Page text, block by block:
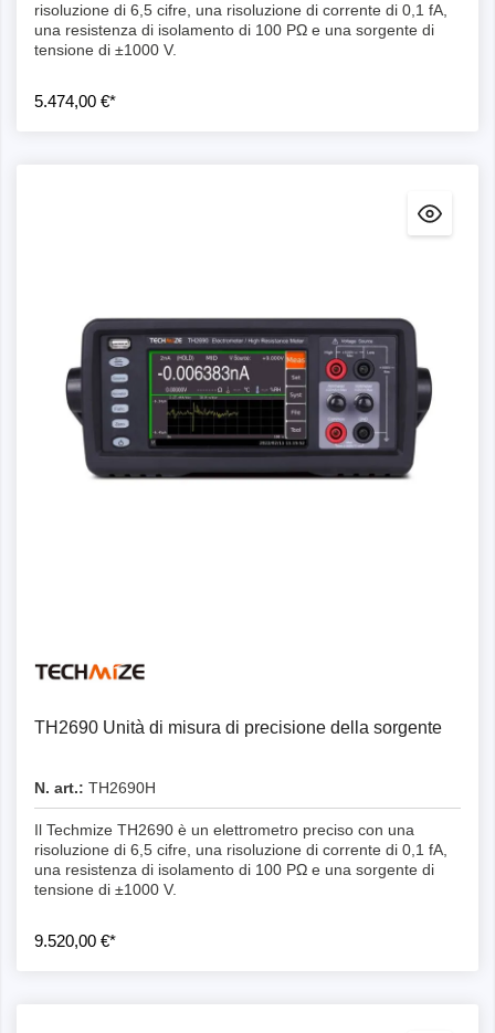
risoluzione di 6,5 cifre, una risoluzione di corrente di 0,1 fA,
una resistenza di isolamento di 100 PΩ e una sorgente di
tensione di ±1000 V.
5.474,00 €*
TH2690 Unità di misura di precisione della sorgente
N. art.: TH2690H
Il Techmize TH2690 è un elettrometro preciso con una
risoluzione di 6,5 cifre, una risoluzione di corrente di 0,1 fA,
una resistenza di isolamento di 100 PΩ e una sorgente di
tensione di ±1000 V.
9.520,00 €*